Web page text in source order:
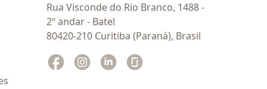
Rua Visconde do Rio Branco, 1488 -
2º andar - Batel
80420-210 Curitiba (Paraná), Brasil
Facebook
abre num novo separador
Instagram
abre num novo separador
Linkedin
abre num novo separador